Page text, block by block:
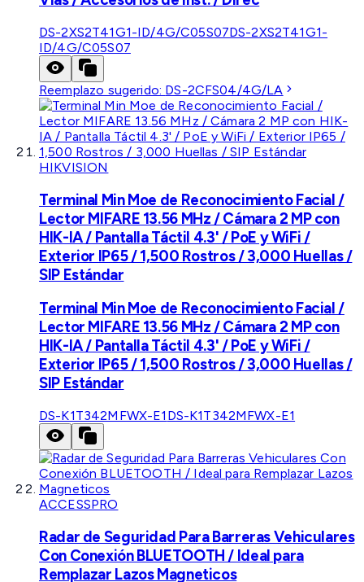
DS-2XS2T41G1-ID/4G/C05S07DS-2XS2T41G1-
ID/4G/C05S07
Reemplazo sugerido: DS-2CFS04/4G/LA
HIKVISION
Terminal Min Moe de Reconocimiento Facial /
Lector MIFARE 13.56 MHz / Cámara 2 MP con
HIK-IA / Pantalla Táctil 4.3' / PoE y WiFi /
Exterior IP65 / 1,500 Rostros / 3,000 Huellas /
SIP Estándar
Terminal Min Moe de Reconocimiento Facial /
Lector MIFARE 13.56 MHz / Cámara 2 MP con
HIK-IA / Pantalla Táctil 4.3' / PoE y WiFi /
Exterior IP65 / 1,500 Rostros / 3,000 Huellas /
SIP Estándar
DS-K1T342MFWX-E1 DS-K1T342MFWX-E1
ACCESSPRO
Radar de Seguridad Para Barreras Vehiculares
Con Conexión BLUETOOTH / Ideal para
Remplazar Lazos Magneticos